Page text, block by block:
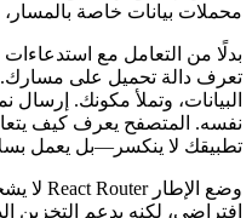
مباشرة إلى واجهة التوجيه
محملات بيانات خاصة بالمسار،
تعرف دالة تحميل على
البيانات، وتملأ مكونك.
تطبيقك لا ينكسر—بل يعمل